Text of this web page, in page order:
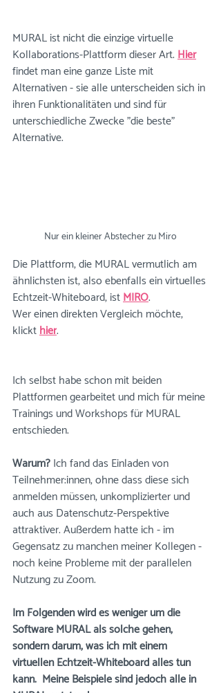
MURAL ist nicht die einzige virtuelle
Kollaborations-Plattform dieser Art. Hier
findet man eine ganze Liste mit
Alternativen - sie alle unterscheiden sich in
ihren Funktionalitäten und sind für
unterschiedliche Zwecke "die beste"
Alternative.
Nur ein kleiner Abstecher zu Miro
Die Plattform, die MURAL vermutlich am
ähnlichsten ist, also ebenfalls ein virtuelles
Echtzeit-Whiteboard, ist MIRO.
Wer einen direkten Vergleich möchte,
klickt hier.
Ich selbst habe schon mit beiden
Plattformen gearbeitet und mich für meine
Trainings und Workshops für MURAL
entschieden.
Warum? Ich fand das Einladen von
Teilnehmer:innen, ohne dass diese sich
anmelden müssen, unkomplizierter und
auch aus Datenschutz-Perspektive
attraktiver. Außerdem hatte ich - im
Gegensatz zu manchen meiner Kollegen -
noch keine Probleme mit der parallelen
Nutzung zu Zoom.
Im Folgenden wird es weniger um die
Software MURAL als solche gehen,
sondern darum, was ich mit einem
virtuellen Echtzeit-Whiteboard alles tun
kann.  Meine Beispiele sind jedoch alle in